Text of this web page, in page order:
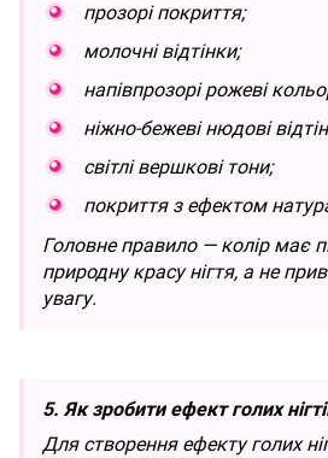
прозорі покриття;
молочні відтінки;
напівпрозорі рожеві
ніжно-бежеві нюдові
світлі вершкові тони;
покриття з ефектом
Головне правило — колір має
природну красу нігтя, а не
увагу.
5. Як зробити ефект голих
Для створення ефекту голих